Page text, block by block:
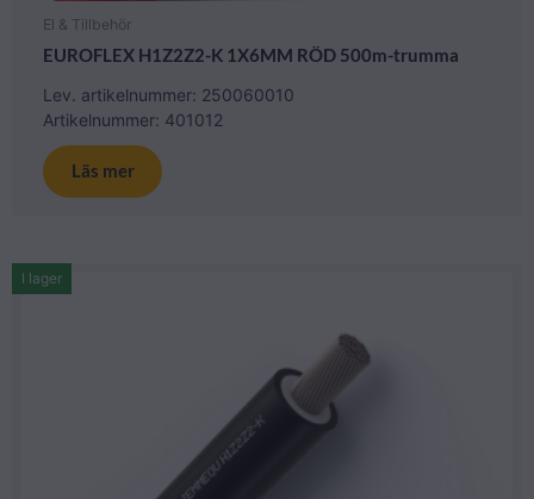
El & Tillbehör
EUROFLEX H1Z2Z2-K 1X6MM RÖD 500m-trumma
Lev. artikelnummer: 250060010
Artikelnummer: 401012
Läs mer
I lager